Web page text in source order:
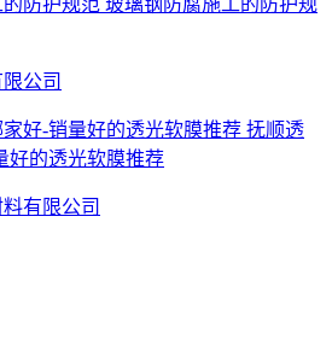
玻璃钢防腐施工的防护规
公司
抚顺透
好的透光软膜推荐
有限公司